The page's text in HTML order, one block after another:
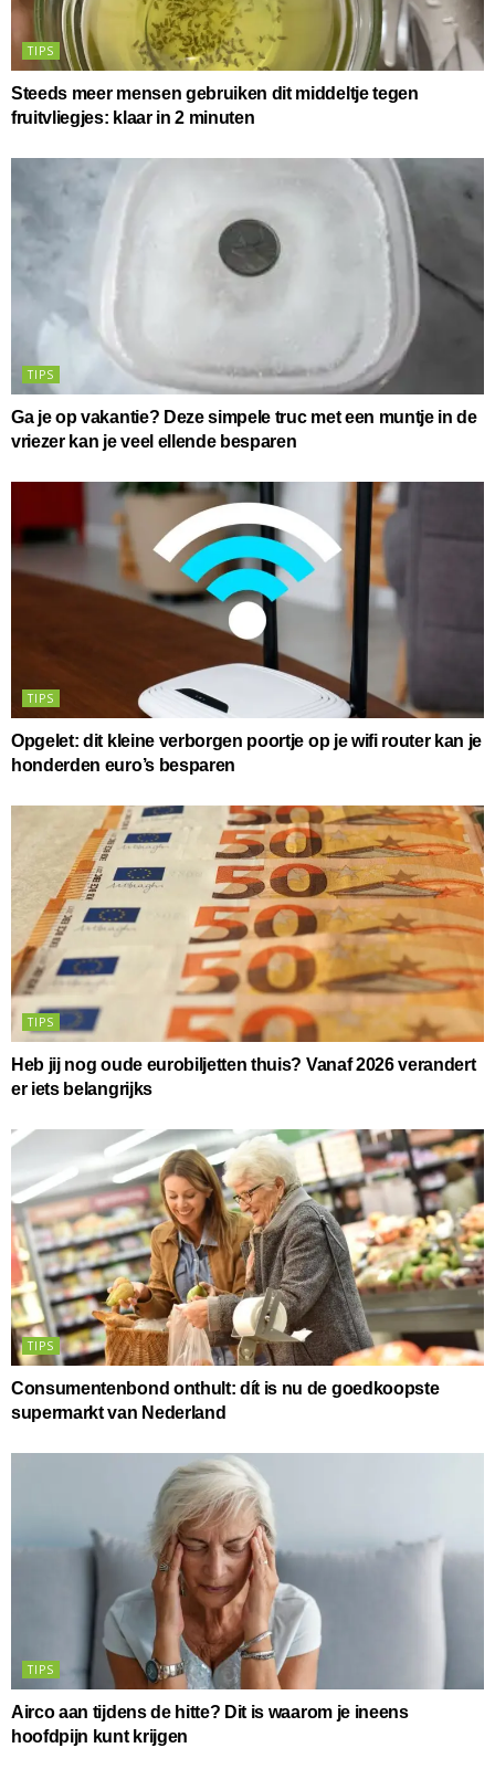
TIPS
Steeds meer mensen gebruiken dit middeltje tegen
fruitvliegjes: klaar in 2 minuten
TIPS
Ga je op vakantie? Deze simpele truc met een muntje in de
vriezer kan je veel ellende besparen
TIPS
Opgelet: dit kleine verborgen poortje op je wifi router kan je
honderden euro’s besparen
TIPS
Heb jij nog oude eurobiljetten thuis? Vanaf 2026 verandert
er iets belangrijks
TIPS
Consumentenbond onthult: dít is nu de goedkoopste
supermarkt van Nederland
TIPS
Airco aan tijdens de hitte? Dit is waarom je ineens
hoofdpijn kunt krijgen